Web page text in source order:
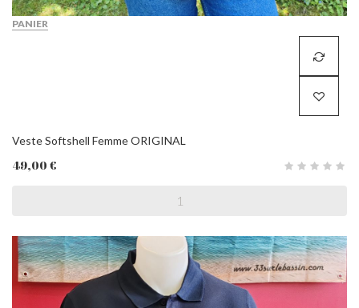
PANIER
Veste Softshell Femme ORIGINAL
49,00 €